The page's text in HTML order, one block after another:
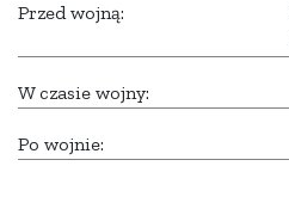
Przed wojną:
W czasie wojny:
Po wojnie: